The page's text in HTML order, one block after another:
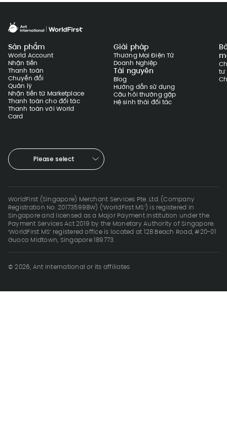
Sản phẩm
World Account
Nhận tiền
Thanh toán
Chuyển đổi
Quản lý
Nhận tiền từ Marketplace
Thanh toán cho đối tác
Thanh toán với World
Card
Giải pháp
Thương Mại Điện Tử
Doanh Nghiệp
Tài nguyên
Blog
Hướng dẫn sử dụng
Câu hỏi thường gặp
Hệ sinh thái đối tác
tư
Please select
WorldFirst (Singapore) Merchant Services Pte. Ltd. (Company
Registration No. 201735998W) (‘WorldFirst MS’) is registered in
Singapore and licensed as a Major Payment Institution under the
Payment Services Act 2019 by the Monetary Authority of Singapore.
‘WorldFirst MS’ registered office is located at 128 Beach Road, #20-01
Guoco Midtown, Singapore 189773.
© 2026, Ant International or its affiliates